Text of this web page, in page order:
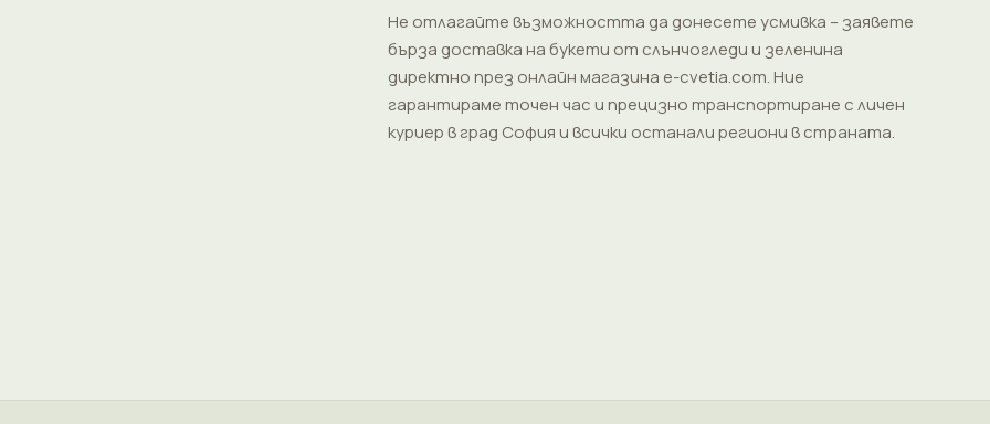
Не отлагайте възможността да донесете усмивка – заявете
бърза доставка на букети от слънчогледи и зеленина
директно през онлайн магазина e-cvetia.com. Ние
гарантираме точен час и прецизно транспортиране с личен
куриер в град София и всички останали региони в страната.